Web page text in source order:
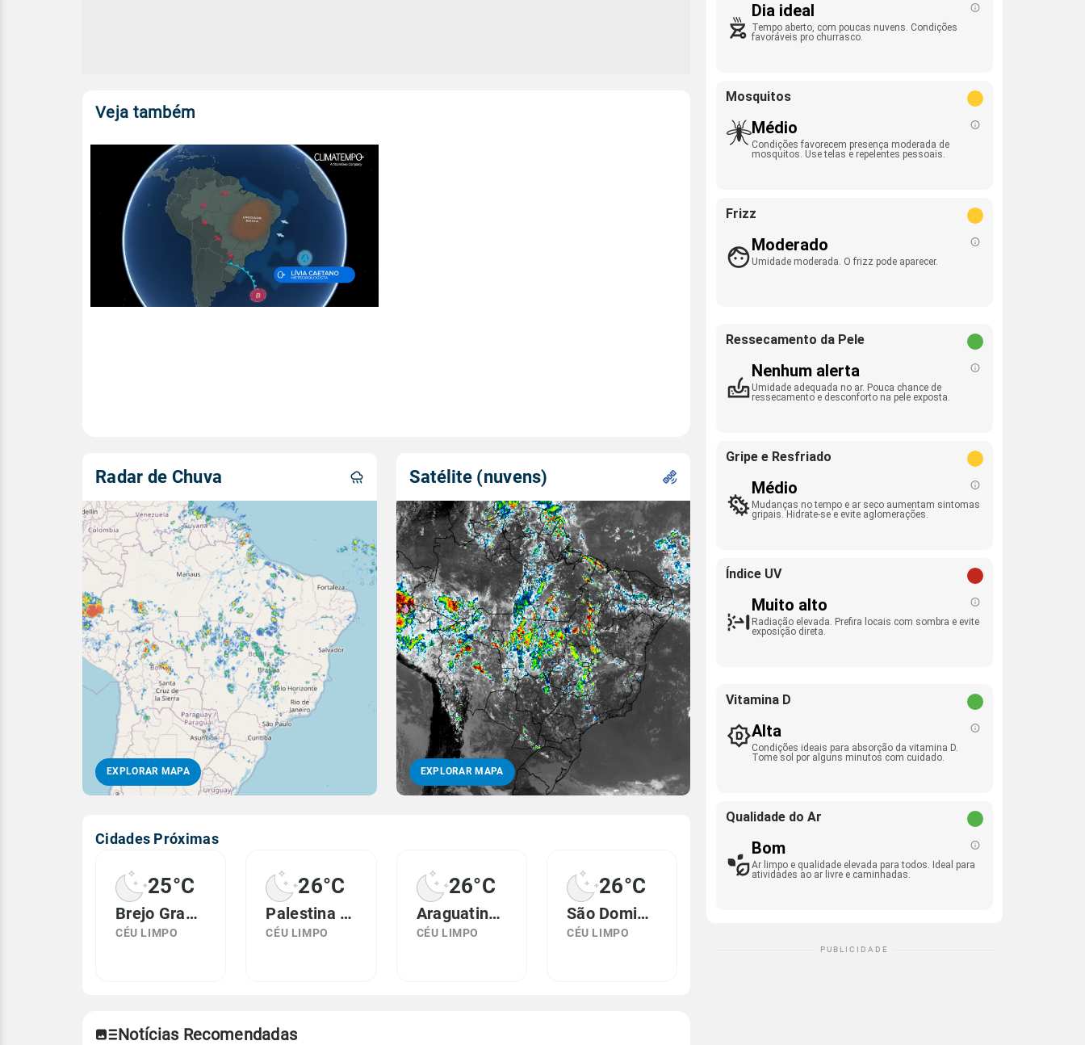
Veja também
Radar de Chuva
EXPLORAR MAPA
Satélite (nuvens)
EXPLORAR MAPA
Cidades Próximas
25°C
Brejo Grande do Araguaia, PA
CÉU LIMPO
26°C
Palestina do Pará, PA
CÉU LIMPO
26°C
Araguatins, TO
CÉU LIMPO
26°C
São Domingos do Araguaia, PA
CÉU LIMPO
Notícias Recomendadas
Dia ideal
Tempo aberto, com poucas nuvens. Condições
favoráveis pro churrasco.
Mosquitos
Médio
Condições favorecem presença moderada de
mosquitos. Use telas e repelentes pessoais.
Frizz
Moderado
Umidade moderada. O frizz pode aparecer.
Ressecamento da Pele
Nenhum alerta
Umidade adequada no ar. Pouca chance de
ressecamento e desconforto na pele exposta.
Gripe e Resfriado
Médio
Mudanças no tempo e ar seco aumentam sintomas
gripais. Hidrate-se e evite aglomerações.
Índice UV
Muito alto
Radiação elevada. Prefira locais com sombra e evite
exposição direta.
Vitamina D
Alta
Condições ideais para absorção da vitamina D.
Tome sol por alguns minutos com cuidado.
Qualidade do Ar
Bom
Ar limpo e qualidade elevada para todos. Ideal para
atividades ao ar livre e caminhadas.